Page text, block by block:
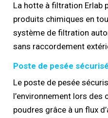
La hotte à filtration Erlab
produits chimiques en
système de filtration
sans raccordement
Poste de pesée sécurisé
Le poste de pesée
l’environnement lors des
poudres grâce à un flux